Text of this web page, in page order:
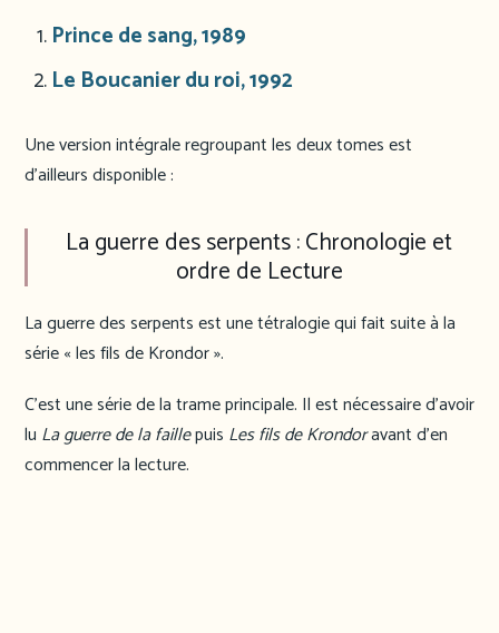
Prince de sang, 1989
Le Boucanier du roi, 1992
Une version intégrale regroupant les deux tomes est
d’ailleurs disponible :
La guerre des serpents : Chronologie et
ordre de Lecture
La guerre des serpents est une tétralogie qui fait suite à la
série « les fils de Krondor ».
C’est une série de la trame principale. Il est nécessaire d’avoir
lu La guerre de la faillepuis Les fils de Krondoravant d’en
commencer la lecture.